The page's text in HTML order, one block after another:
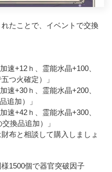
たことで、イベントで交換
速+12ｈ、霊能水晶+100、
つ火確定）」
速+30ｈ、霊能水晶+200、
追加）」
速+42ｈ、霊能水晶+300、
換品追加）」
布と相談して購入しましょ
1500個で器官突破因子